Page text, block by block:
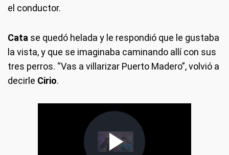
el conductor.
Cata se quedó helada y le respondió que le gustaba
la vista, y que se imaginaba caminando allí con sus
tres perros. “Vas a villarizar Puerto Madero”, volvió a
decirle Cirio.